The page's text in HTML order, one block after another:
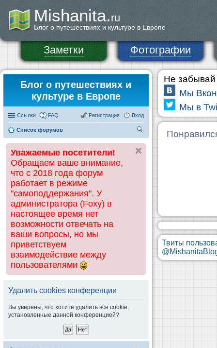
Mishanita.ru
Блог о путешествиях и культуре в Европе
Заметки Фотографии
Блог о путешествиях и
культуре в Европе
Ссылки FAQ Вход
Регистрация
Список форумов
ск
Уважаемые посетители!
Обращаем ваше внимание,
что с 2018 года форум
работает в режиме
"самоподдержания". У
администратора (Foxy) в
настоящее время нет
возможности отвечать на
ваши вопросы, но мы
приветствуем
взаимодействие между
пользователями
Удалить cookies конференции
Вы уверены, что хотите удалить все cookie,
установленные данной конференцией?
Не забывай
Мы
Мы в
Твиты